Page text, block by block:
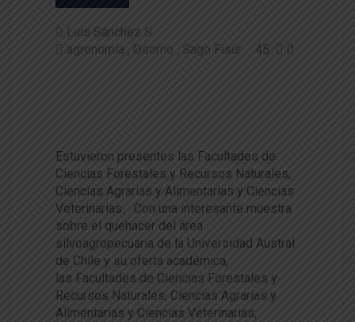
Luis Sánchez S
agronomía
Osorno Sago Fisur 45 0
Estuvieron presentes las Facultades de
Ciencias Forestales y Recursos Naturales,
Ciencias Agrarias y Alimentarias y Ciencias
Veterinarias. Con una interesante muestra
sobre el quehacer del área
silvoagropecuaria de la Universidad Austral
de Chile y su oferta académica,
las Facultades de Ciencias Forestales y
Recursos Naturales, Ciencias Agrarias y
Alimentarias y Ciencias Veterinarias,